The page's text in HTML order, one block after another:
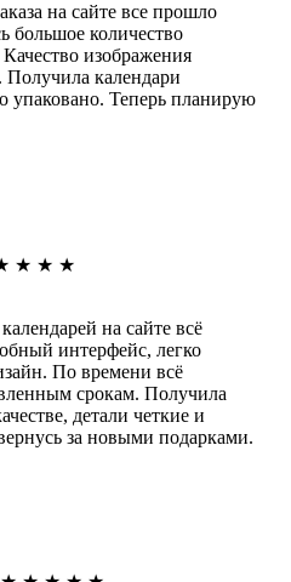
на сайте все прошло
большое количество
изображения
Получила календари
упаковано. Теперь планирую
★ ★ ★
на сайте всё
интерфейс, легко
По времени всё
срокам. Получила
детали четкие и
за новыми подарками.